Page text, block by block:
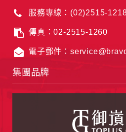
服務專線：(02)2515-
傳真：02-2515-1260
電子郵件：
集團品牌